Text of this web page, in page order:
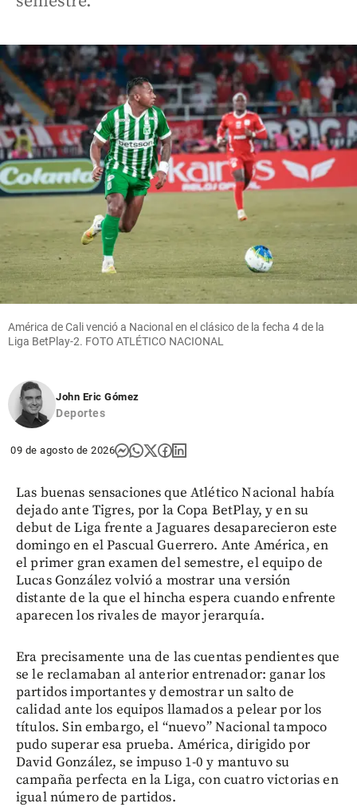
América de Cali venció a Nacional en el clásico de la fecha 4 de la
Liga BetPlay-2. FOTO ATLÉTICO NACIONAL
John Eric Gómez
Deportes
09 de agosto de 2026
Las buenas sensaciones que Atlético Nacional había
dejado ante Tigres, por la Copa BetPlay, y en su
debut de Liga frente a Jaguares desaparecieron este
domingo en el Pascual Guerrero. Ante América, en
el primer gran examen del semestre, el equipo de
Lucas González volvió a mostrar una versión
distante de la que el hincha espera cuando enfrente
aparecen los rivales de mayor jerarquía.
Era precisamente una de las cuentas pendientes que
se le reclamaban al anterior entrenador: ganar los
partidos importantes y demostrar un salto de
calidad ante los equipos llamados a pelear por los
títulos. Sin embargo, el “nuevo” Nacional tampoco
pudo superar esa prueba. América, dirigido por
David González, se impuso 1-0 y mantuvo su
campaña perfecta en la Liga, con cuatro victorias en
igual número de partidos.